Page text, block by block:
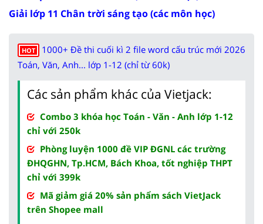
Giải lớp 11 Chân trời sáng tạo (các môn học)
HOT
1000+ Đề thi cuối kì 2 file word cấu trúc mới 2026
Toán, Văn, Anh... lớp 1-12 (chỉ từ 60k)
Các sản phẩm khác của Vietjack:
Combo 3 khóa học Toán - Văn - Anh lớp 1-12
chỉ với 250k
Phòng luyện 1000 đề VIP ĐGNL các trường
ĐHQGHN, Tp.HCM, Bách Khoa, tốt nghiệp THPT
chỉ với 399k
Mã giảm giá 20% sản phẩm sách VietJack
trên Shopee mall